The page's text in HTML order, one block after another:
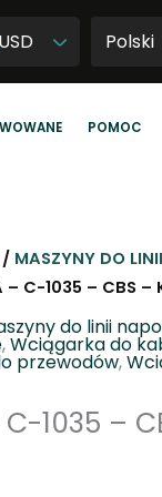
USD
e
ę
z
k
POMOC
/ MASZYNY DO
– C-1035 – CBS –
do linii
,Wciągarka do
przewodów,
1035 –